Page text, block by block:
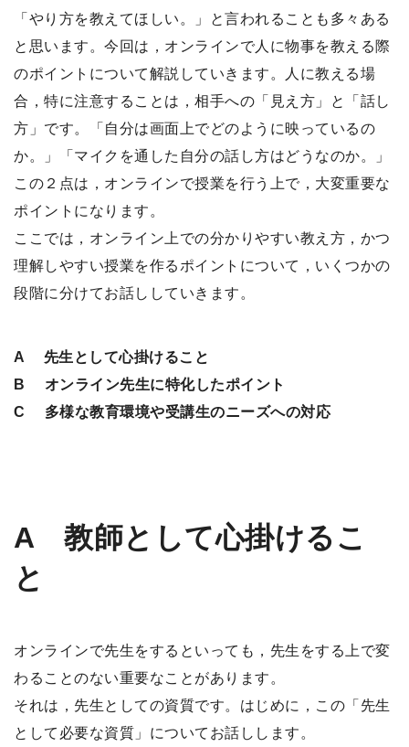
「やり方を教えてほしい。」と言われることも多々ある
と思います。今回は，オンラインで人に物事を教える際
のポイントについて解説していきます。人に教える場
合，特に注意することは，相手への「見え方」と「話し
方」です。「自分は画面上でどのように映っているの
か。」「マイクを通した自分の話し方はどうなのか。」
この２点は，オンラインで授業を行う上で，大変重要な
ポイントになります。
ここでは，オンライン上での分かりやすい教え方，かつ
理解しやすい授業を作るポイントについて，いくつかの
段階に分けてお話ししていきます。
A 先生として心掛けること
B オンライン先生に特化したポイント
C 多様な教育環境や受講生のニーズへの対応
A
教師として心掛けるこ
と
オンラインで先生をするといっても，先生をする上で変
わることのない重要なことがあります。
それは，先生としての資質です。はじめに，この「先生
として必要な資質」についてお話しします。